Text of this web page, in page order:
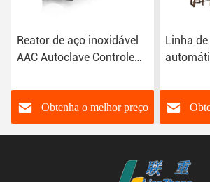
Reator de aço inoxidável
AAC Autoclave Controle
controlo elétrica Ecrã
táctil Obtenha o melhor preço
Linha
de 200L